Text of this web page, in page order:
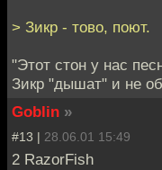
> Зикр - тово, поют.
"Этот стон у нас
Зикр "дышат" и не
Goblin »
#13 | 28.06.01 15:49
2 RazorFish